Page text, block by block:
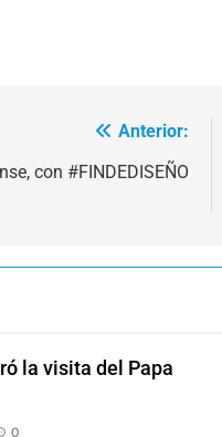
Anterior:
con #FINDEDISEÑO
la visita del Papa
0